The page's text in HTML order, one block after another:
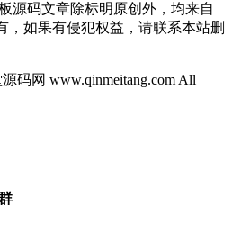
源码文章除标明原创外，均来自
，如果有侵犯权益，请联系本站删
码网 www.qinmeitang.com All